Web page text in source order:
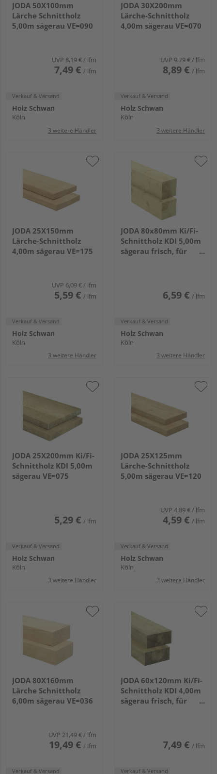
JODA 50X100mm
Lärche Schnittholz
5,00m sägerau VE=090
UVP 8,19 €/ lfm
7,49 € / lfm
Verkauf & Versand
Holz Schwan
Köln
3 weitere Händler
JODA 30X200mm
Lärche-Schnittholz
4,00m sägerau VE=070
UVP 9,79 €/ lfm
8,89 € / lfm
Verkauf & Versand
Holz Schwan
Köln
3 weitere Händler
JODA 25X150mm
Lärche-Schnittholz
4,00m sägerau VE=175
UVP 6,09 €/ lfm
5,59 € / lfm
Verkauf & Versand
Holz Schwan
Köln
3 weitere Händler
JODA 80x80mm Ki/Fi-
Schnittholz KDI 5,00m
sägerau frisch, für
6,59 € / lfm
Verkauf & Versand
Holz Schwan
Köln
3 weitere Händler
JODA 25X200mm Ki/Fi-
Schnittholz KDI 5,00m
sägerau VE=075
5,29 € / lfm
Verkauf & Versand
Holz Schwan
Köln
3 weitere Händler
JODA 25X125mm
Lärche-Schnittholz
5,00m sägerau VE=120
UVP 4,89 €/ lfm
4,59 € / lfm
Verkauf & Versand
Holz Schwan
Köln
3 weitere Händler
JODA 80X160mm
Lärche Schnittholz
6,00m sägerau VE=036
UVP 21,49 €/ lfm
19,49 € / lfm
Verkauf & Versand
JODA 60x120mm Ki/Fi-
Schnittholz KDI 4,00m
sägerau frisch, für
7,49 € / lfm
Verkauf & Versand